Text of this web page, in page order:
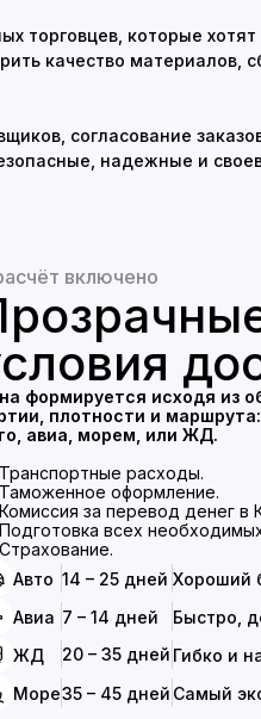
которые
качество материалов,
согласование
надежные и
включено
формируется исходя из
плотности и маршрута:
авиа, морем, или ЖД.
Транспортные расходы.
Таможенное оформление.
Комиссия за перевод денег в
Подготовка всех
Страхование.
Авто 14 – 25 дней Хороший
Авиа 7 – 14 дней
Быстро,
ЖД
20 – 35 дней Гибко и
Море35 – 45 дней Самый